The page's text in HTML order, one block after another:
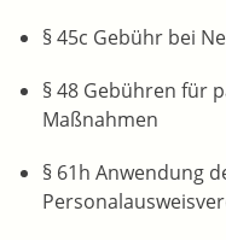
§ 45c Gebühr bei
§ 48 Gebühren für
Maßnahmen
§ 61h Anwendung